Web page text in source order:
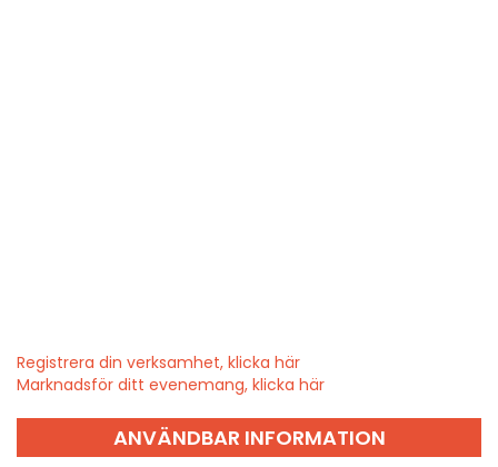
Registrera din verksamhet, klicka här
Marknadsför ditt evenemang, klicka här
ANVÄNDBAR INFORMATION